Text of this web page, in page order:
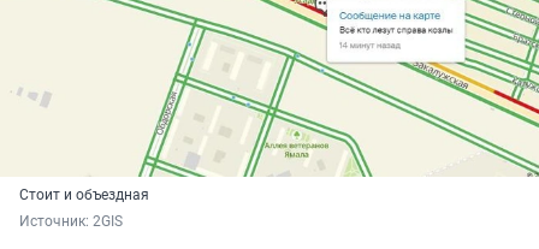
Стоит и объездная
Источник: 2GIS